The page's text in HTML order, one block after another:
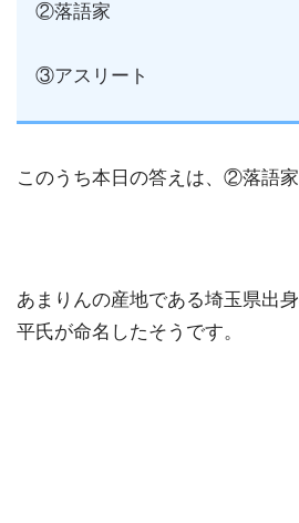
②落語家
③アスリート
このうち本日の答えは、②落語
あまりんの産地である埼玉県出
平氏が命名したそうです。